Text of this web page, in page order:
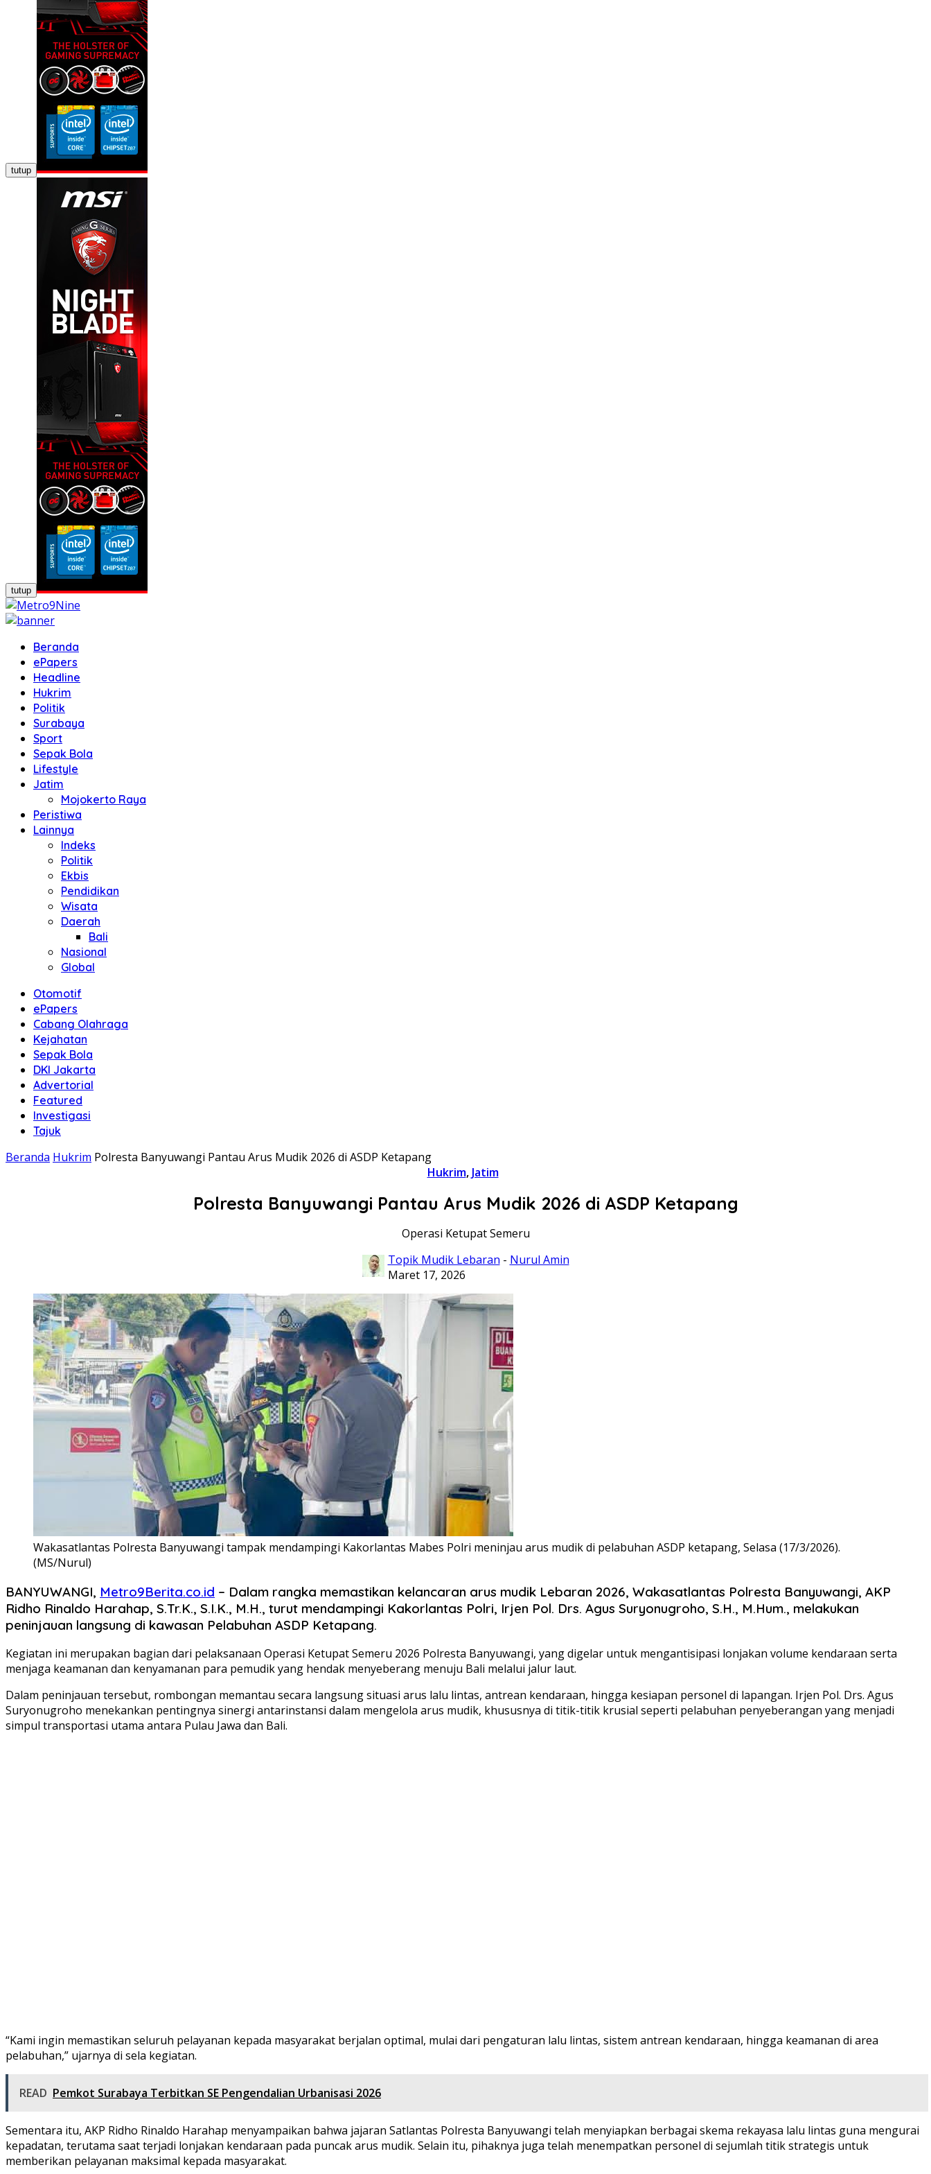
tutup
tutup
Beranda
ePapers
Headline
Hukrim
Politik
Surabaya
Sport
Sepak Bola
Lifestyle
Jatim
Mojokerto Raya
Peristiwa
Lainnya
Indeks
Politik
Ekbis
Pendidikan
Wisata
Daerah
Bali
Nasional
Global
Otomotif
ePapers
Cabang Olahraga
Kejahatan
Sepak Bola
DKI Jakarta
Advertorial
Featured
Investigasi
Tajuk
Beranda Hukrim Polresta Banyuwangi Pantau Arus Mudik 2026 di ASDP Ketapang
Hukrim, Jatim
Polresta Banyuwangi Pantau Arus Mudik 2026 di ASDP Ketapang
Operasi Ketupat Semeru
Topik Mudik Lebaran - Nurul Amin
Maret 17, 2026
Wakasatlantas Polresta Banyuwangi tampak mendampingi Kakorlantas Mabes Polri meninjau arus mudik di pelabuhan ASDP ketapang, Selasa (17/3/2026).
(MS/Nurul)
BANYUWANGI, Metro9Berita.co.id – Dalam rangka memastikan kelancaran arus mudik Lebaran 2026, Wakasatlantas Polresta Banyuwangi, AKP
Ridho Rinaldo Harahap, S.Tr.K., S.I.K., M.H., turut mendampingi Kakorlantas Polri, Irjen Pol. Drs. Agus Suryonugroho, S.H., M.Hum., melakukan
peninjauan langsung di kawasan Pelabuhan ASDP Ketapang.
Kegiatan ini merupakan bagian dari pelaksanaan Operasi Ketupat Semeru 2026 Polresta Banyuwangi, yang digelar untuk mengantisipasi lonjakan volume kendaraan serta
menjaga keamanan dan kenyamanan para pemudik yang hendak menyeberang menuju Bali melalui jalur laut.
Dalam peninjauan tersebut, rombongan memantau secara langsung situasi arus lalu lintas, antrean kendaraan, hingga kesiapan personel di lapangan. Irjen Pol. Drs. Agus
Suryonugroho menekankan pentingnya sinergi antarinstansi dalam mengelola arus mudik, khususnya di titik-titik krusial seperti pelabuhan penyeberangan yang menjadi
simpul transportasi utama antara Pulau Jawa dan Bali.
“Kami ingin memastikan seluruh pelayanan kepada masyarakat berjalan optimal, mulai dari pengaturan lalu lintas, sistem antrean kendaraan, hingga keamanan di area
pelabuhan,” ujarnya di sela kegiatan.
READ Pemkot Surabaya Terbitkan SE Pengendalian Urbanisasi 2026
Sementara itu, AKP Ridho Rinaldo Harahap menyampaikan bahwa jajaran Satlantas Polresta Banyuwangi telah menyiapkan berbagai skema rekayasa lalu lintas guna mengurai
kepadatan, terutama saat terjadi lonjakan kendaraan pada puncak arus mudik. Selain itu, pihaknya juga telah menempatkan personel di sejumlah titik strategis untuk
memberikan pelayanan maksimal kepada masyarakat.